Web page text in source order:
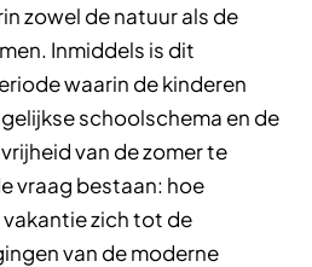
zowel de natuur als de
Inmiddels is dit
waarin de kinderen
schoolschema en de
van de zomer te
vraag bestaan: hoe
zich tot de
van de moderne